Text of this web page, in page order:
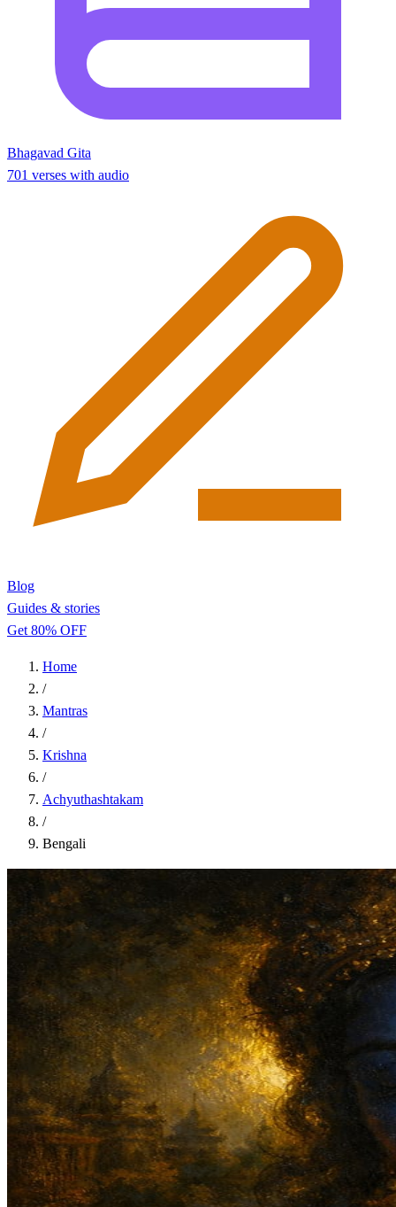
Bhagavad Gita
701 verses with audio
Blog
Guides & stories
Get 80% OFF
Home
/
Mantras
/
Krishna
/
Achyuthashtakam
/
Bengali